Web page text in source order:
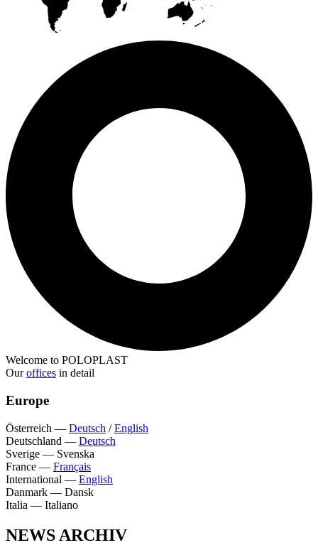
Welcome to POLOPLAST
Ouroffices in detail
Europe
Österreich — Deutsch /English
Deutschland — Deutsch
Sverige — Svenska
France — Français
International — English
Danmark — Dansk
Italia — Italiano
NEWS ARCHIV